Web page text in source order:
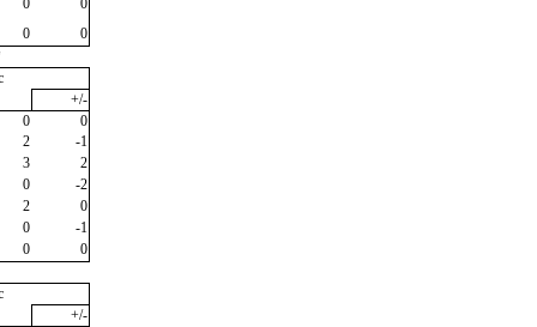
0
0
+/-
0
0
2
-1
3
2
0
-2
2
0
0
-1
0
0
+/-